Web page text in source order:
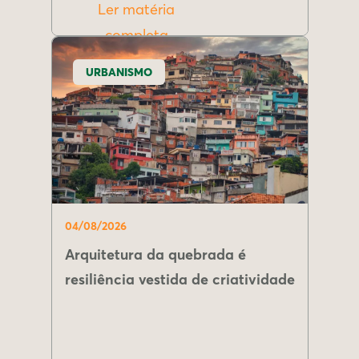
Ler matéria
completa
URBANISMO
04/08/2026
Arquitetura da quebrada é
resiliência vestida de criatividade